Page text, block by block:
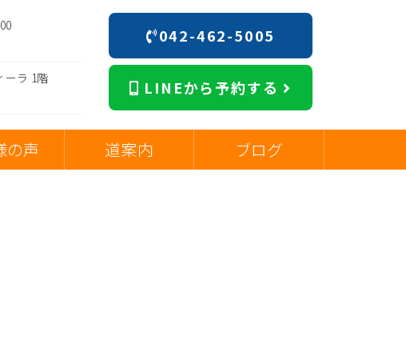
ーラ 1階
042-462-5005
LINEから予約する
の声 道案内 ブログ